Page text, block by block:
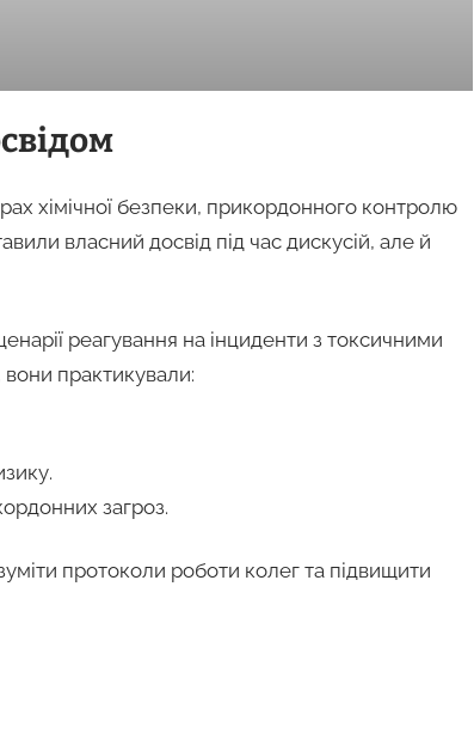
хімічної безпеки, прикордонного контролю
власний досвід під час дискусій, але й
реагування на інциденти з токсичними
практикували:
загроз.
протоколи роботи колег та підвищити